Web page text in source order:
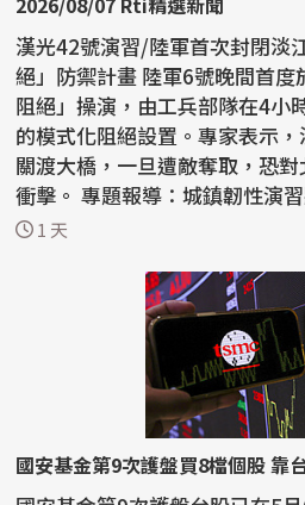
漢光42號演習/陸軍首次封閉淡
絕」防禦計畫 陸軍6號晚間首度於淡江大橋實施「要道
阻絕」操演，由工兵部隊在4小
的模式化阻絕設置。專家表示
關渡大橋，一旦遭敵奪取，恐
衝擊。 專題報導：城鎮韌性演習將登場 除「網路降速、
躲3...
1 天
國安基金第9次護盤買8檔個股 靠